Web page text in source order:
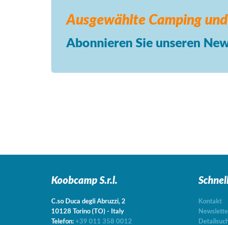
Ausgewählte Camping
Abonnieren Sie unseren
Koobcamp S.r.l.
C.so Duca degli Abruzzi, 2
10128 Torino (TO) - Italy
Telefon: +39 011 358 0012
Kontakt